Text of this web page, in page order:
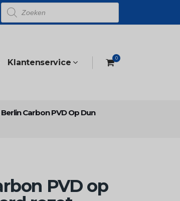
Producten
zoeken
0
Klantenservice
Carbon PVD Op Dun
PVD op